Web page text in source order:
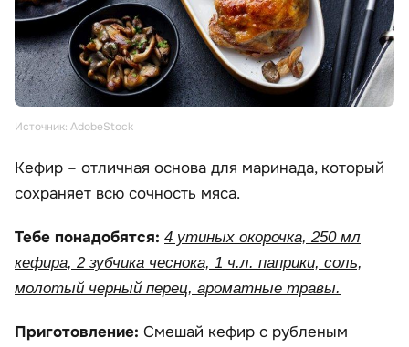
Источник: AdobeStock
Кефир – отличная основа для маринада, который
сохраняет всю сочность мяса.
Тебе понадобятся: 4 утиных окорочка, 250 мл
кефира, 2 зубчика чеснока, 1 ч.л. паприки, соль,
молотый черный перец, ароматные травы.
Приготовление: Смешай кефир с рубленым